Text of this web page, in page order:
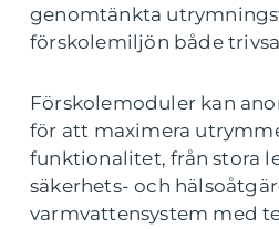
genomtänkta
förskolemiljön både
Förskolemoduler kan
för att maximera
funktionalitet, från stora
säkerhets- och
varmvattensystem med